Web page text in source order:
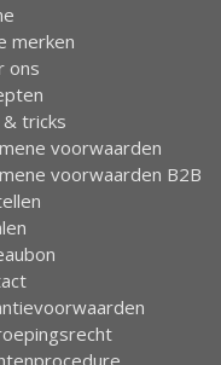
merken
ons
tricks
voorwaarden
voorwaarden B2B